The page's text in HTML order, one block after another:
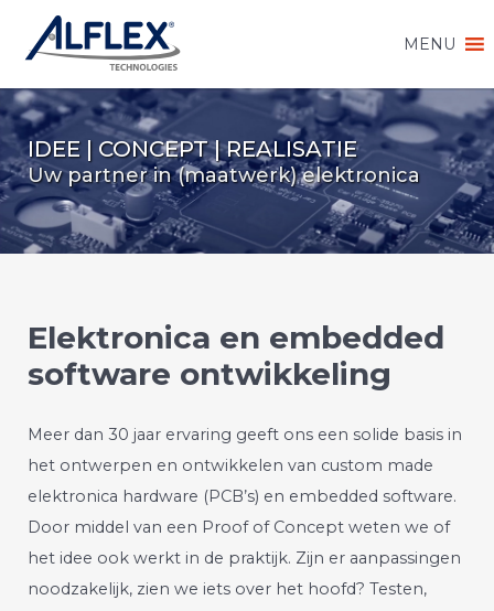
MENU
IDEE | CONCEPT | REALISATIE
Uw partner in (maatwerk) elektronica
Elektronica en embedded
software ontwikkeling
Meer dan 30 jaar ervaring geeft ons een solide basis in
het ontwerpen en ontwikkelen van custom made
elektronica hardware (PCB’s) en embedded software.
Door middel van een Proof of Concept weten we of
het idee ook werkt in de praktijk. Zijn er aanpassingen
noodzakelijk, zien we iets over het hoofd? Testen,